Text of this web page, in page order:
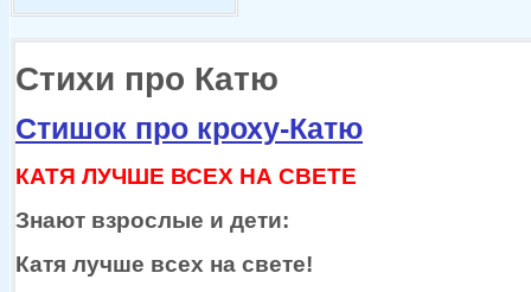
Стихи про Катю
Стишок про кроху-Катю
КАТЯ ЛУЧШЕ ВСЕХ НА СВЕТЕ
Знают взрослые и дети:
Катя лучше всех на свете!